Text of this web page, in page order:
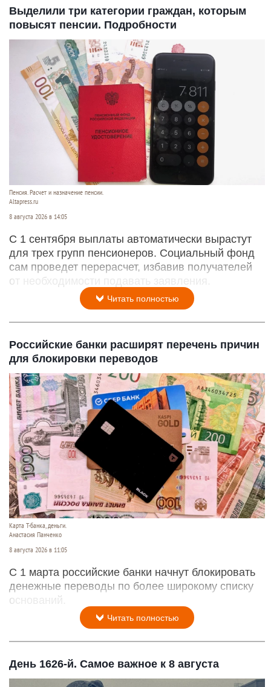
Выделили три категории граждан, которым
повысят пенсии. Подробности
Пенсия. Расчет и назначение пенсии.
Altapress.ru
8 августа 2026 в 14:05
С 1 сентября выплаты автоматически вырастут
для трех групп пенсионеров. Социальный фонд
сам проведет перерасчет, избавив получателей
от необходимости подавать заявления.
Читать полностью
Российские банки расширят перечень причин
для блокировки переводов
Карта Т-банка, деньги.
Анастасия Панченко
8 августа 2026 в 11:05
С 1 марта российские банки начнут блокировать
денежные переводы по более широкому списку
оснований.
Читать полностью
День 1626-й. Самое важное к 8 августа